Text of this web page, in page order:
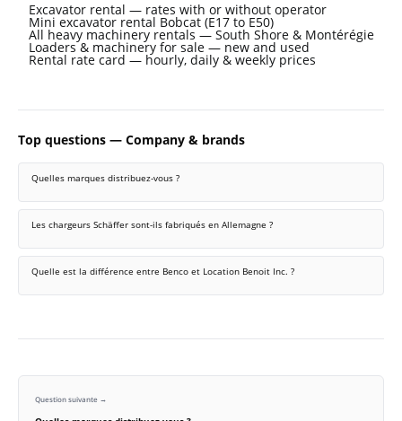
Excavator rental — rates with or without operator
Mini excavator rental Bobcat (E17 to E50)
All heavy machinery rentals — South Shore & Montérégie
Loaders & machinery for sale — new and used
Rental rate card — hourly, daily & weekly prices
Top questions — Company & brands
Quelles marques distribuez-vous ?
Les chargeurs Schäffer sont-ils fabriqués en Allemagne ?
Quelle est la différence entre Benco et Location Benoit Inc. ?
Question suivante →